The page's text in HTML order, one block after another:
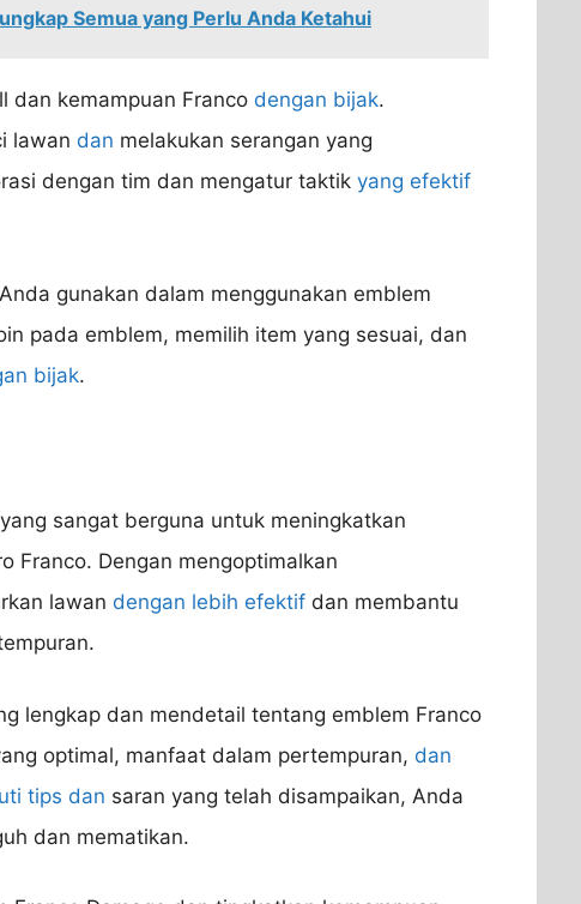
Semua yang Perlu Anda Ketahui
dan kemampuan Franco dengan bijak.
lawan dan melakukan serangan yang
dengan tim dan mengatur taktik yang efektif
gunakan dalam menggunakan emblem
pada emblem, memilih item yang sesuai, dan
bijak.
sangat berguna untuk meningkatkan
Franco. Dengan mengoptimalkan
lawan dengan lebih efektif dan membantu
lengkap dan mendetail tentang emblem Franco
optimal, manfaat dalam pertempuran, dan
tips dan saran yang telah disampaikan, Anda
dan mematikan.